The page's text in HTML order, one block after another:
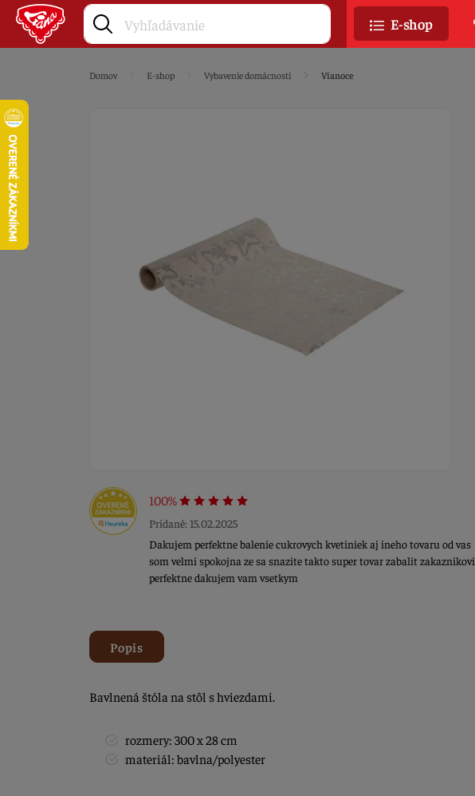
Domov E-shop Vybavenie domácnosti Vianoce
100%
Pridané: 15.02.2025
Dakujem perfektne balenie cukrovych kvetiniek aj ineho tovaru od vas
som velmi spokojna ze sa snazite takto super tovar zabalit zakaznikovi
perfektne dakujem vam vsetkym
Popis
Bavlnená štóla na stôl s hviezdami.
rozmery: 300 x 28 cm
materiál: bavlna/polyester
E-shop